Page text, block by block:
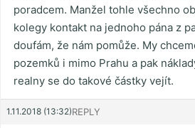
poradcem. Manžel tohle všechno
kolegy kontakt na jednoho pána z
doufám, že nám pomůže. My
pozemků i mimo Prahu a pak
realny se do takové částky vejít.
1.11.2018 (13:32)REPLY